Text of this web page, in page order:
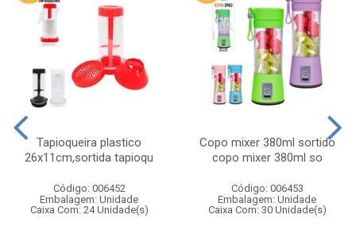
Tapioqueira plastico
26x11cm,sortida tapioqu
Código: 006452
Embalagem: Unidade
Caixa Com: 24 Unidade(s)
Copo mixer 380ml sortido
copo mixer 380ml so
Código: 006453
Embalagem: Unidade
Caixa Com: 30 Unidade(s)